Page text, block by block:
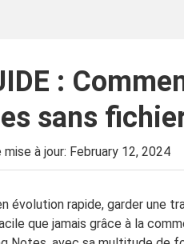
:
sans
à jour: February 12, 2024
évolution rapide, garder une
que jamais grâce à la